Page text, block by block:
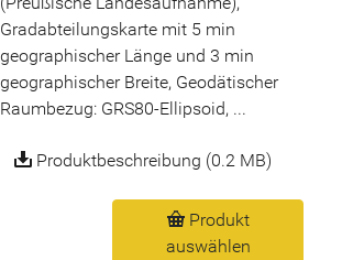
Gradabteilungskarte mit 5 min
geographischer Länge und 3 min
geographischer Breite, Geodätischer
Raumbezug: GRS80-Ellipsoid, ...
Produktbeschreibung (0.2 MB)
Produkt
auswählen